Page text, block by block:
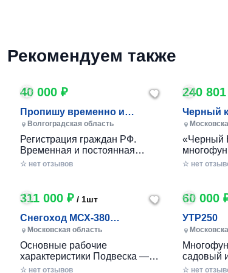
Рекомендуем также
40 000 ₽
Пропишу временно и
постоянно в Волжском
Волгоградская область
Регистрация граждан РФ.
Временная и постоянная
официально через мфц.
☆ нет отзывов
240
Черный
«Черный
колесный
садами и
стильный
☆ нет
311 000 ₽/ 1шт
Снегоход МСХ-380
(20л.с.-11А-РС, Вариатор,
Long (П
Московская область
Основные рабочие
характеристики Подвеска —
Катковая Максимальная
☆ нет отзывов
60 000
УТР250
садовый
☆ нет